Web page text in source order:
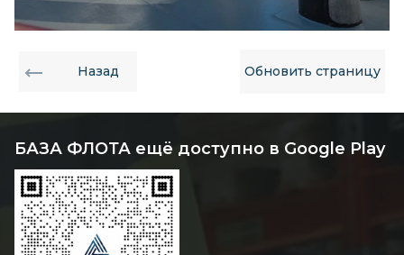
Назад Обновить страницу
БАЗА ФЛОТА ещё доступно в Google Play